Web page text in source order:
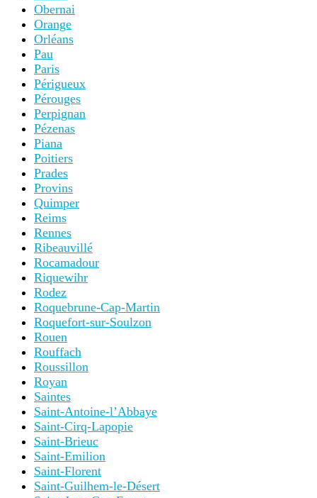
Obernai
Orange
Orléans
Pau
Paris
Périgueux
Pérouges
Perpignan
Pézenas
Piana
Poitiers
Prades
Provins
Quimper
Reims
Rennes
Ribeauvillé
Rocamadour
Riquewihr
Rodez
Roquebrune-Cap-Martin
Roquefort-sur-Soulzon
Rouen
Rouffach
Roussillon
Royan
Saintes
Saint-Antoine-l’Abbaye
Saint-Cirq-Lapopie
Saint-Brieuc
Saint-Emilion
Saint-Florent
Saint-Guilhem-le-Désert